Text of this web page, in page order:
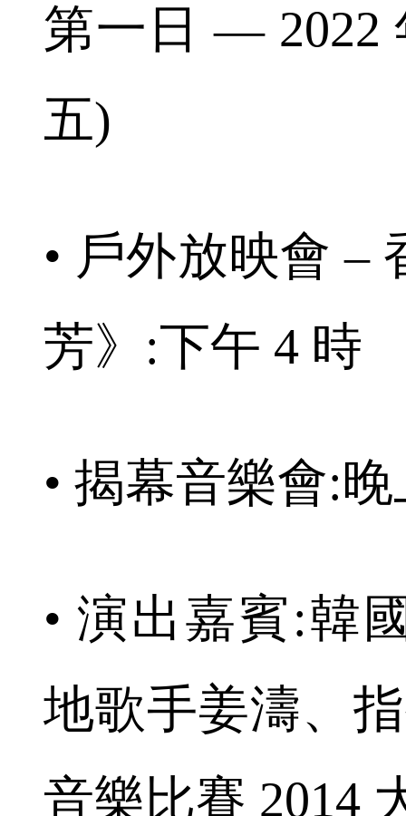
第一日 — 2022
五)
• 戶外放映會 –
芳》:下午 4 時
• 揭幕音樂會:
• 演出嘉賓:韓
地歌手姜濤、
音樂比賽 2014